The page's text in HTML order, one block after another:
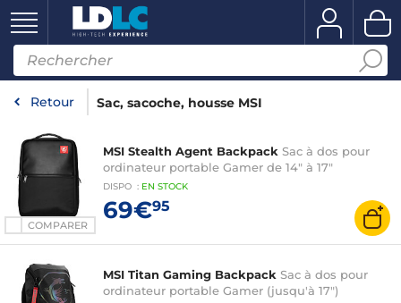
Retour Sac, sacoche, housse MSI
COMPARER
MSI Stealth Agent Backpack Sac à dos pour
ordinateur portable Gamer de 14" à 17"
DISPO : EN STOCK
69€95
MSI Titan Gaming Backpack Sac à dos pour
ordinateur portable Gamer (jusqu'à 17")